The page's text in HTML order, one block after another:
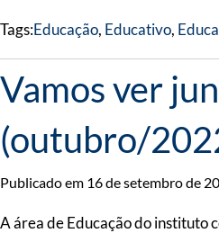
Tags:Educação, Educativo,
Vamos ver
(outubro/
Publicado em 16 de setembro de
A área de Educação do instituto